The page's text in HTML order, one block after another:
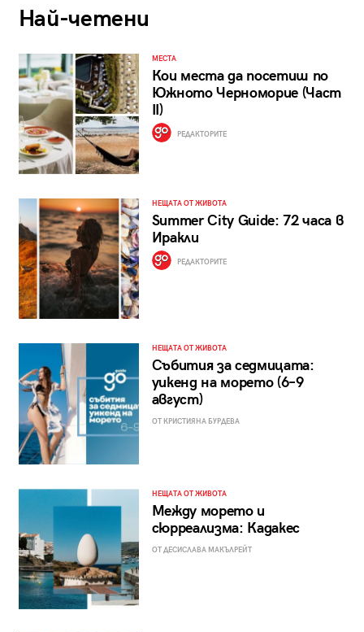
Най-четени
МЕСТА
Кои места да посетиш по
Южното Черноморие (Част
II)
РЕДАКТОРИТЕ
НЕЩАТА ОТ ЖИВОТА
Summer City Guide: 72 часа в
Иракли
РЕДАКТОРИТЕ
НЕЩАТА ОТ ЖИВОТА
Събития за седмицата:
уикенд на морето (6–9
август)
ОТ КРИСТИЯНА БУРДЕВА
НЕЩАТА ОТ ЖИВОТА
Между морето и
сюрреализма: Кадакес
ОТ ДЕСИСЛАВА МАКЪЛРЕЙТ